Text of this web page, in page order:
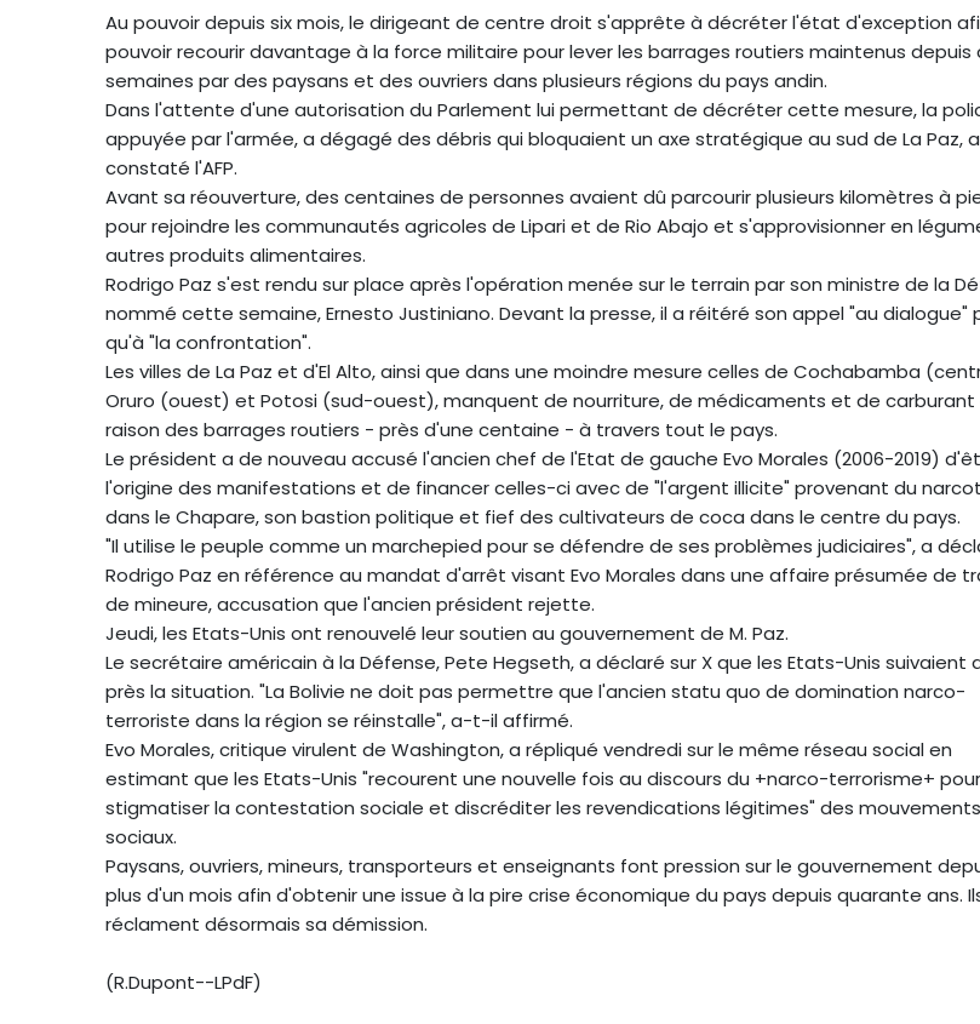
Au pouvoir depuis six mois, le dirigeant de centre droit s'apprête à décréter l'état d'exception
pouvoir recourir davantage à la force militaire pour lever les barrages routiers maintenus depuis
semaines par des paysans et des ouvriers dans plusieurs régions du pays andin.
Dans l'attente d'une autorisation du Parlement lui permettant de décréter cette mesure, la
appuyée par l'armée, a dégagé des débris qui bloquaient un axe stratégique au sud de La Paz, a
constaté l'AFP.
Avant sa réouverture, des centaines de personnes avaient dû parcourir plusieurs kilomètres à
pour rejoindre les communautés agricoles de Lipari et de Rio Abajo et s'approvisionner en
autres produits alimentaires.
Rodrigo Paz s'est rendu sur place après l'opération menée sur le terrain par son ministre de la
nommé cette semaine, Ernesto Justiniano. Devant la presse, il a réitéré son appel "au dialogue"
qu'à "la confrontation".
Les villes de La Paz et d'El Alto, ainsi que dans une moindre mesure celles de Cochabamba
Oruro (ouest) et Potosi (sud-ouest), manquent de nourriture, de médicaments et de carburant
raison des barrages routiers - près d'une centaine - à travers tout le pays.
Le président a de nouveau accusé l'ancien chef de l'Etat de gauche Evo Morales (2006-2019)
l'origine des manifestations et de financer celles-ci avec de "l'argent illicite" provenant du
dans le Chapare, son bastion politique et fief des cultivateurs de coca dans le centre du pays.
"Il utilise le peuple comme un marchepied pour se défendre de ses problèmes judiciaires", a
Rodrigo Paz en référence au mandat d'arrêt visant Evo Morales dans une affaire présumée de
de mineure, accusation que l'ancien président rejette.
Jeudi, les Etats-Unis ont renouvelé leur soutien au gouvernement de M. Paz.
Le secrétaire américain à la Défense, Pete Hegseth, a déclaré sur X que les Etats-Unis suivaient
près la situation. "La Bolivie ne doit pas permettre que l'ancien statu quo de domination narco-
terroriste dans la région se réinstalle", a-t-il affirmé.
Evo Morales, critique virulent de Washington, a répliqué vendredi sur le même réseau social en
estimant que les Etats-Unis "recourent une nouvelle fois au discours du +narco-terrorisme+ pour
stigmatiser la contestation sociale et discréditer les revendications légitimes" des mouvements
sociaux.
Paysans, ouvriers, mineurs, transporteurs et enseignants font pression sur le gouvernement
plus d'un mois afin d'obtenir une issue à la pire crise économique du pays depuis quarante ans.
réclament désormais sa démission.
(R.Dupont--LPdF)